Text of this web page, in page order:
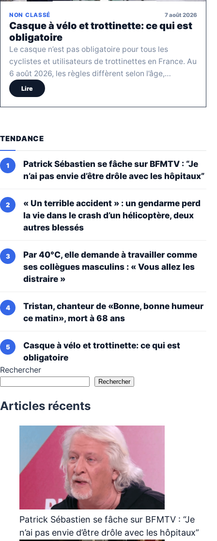
NON CLASSÉ 7 août 2026
Casque à vélo et trottinette: ce qui est
obligatoire
Le casque n’est pas obligatoire pour tous les
cyclistes et utilisateurs de trottinettes en France. Au
6 août 2026, les règles diffèrent selon l’âge,…
Lire
TENDANCE
Patrick Sébastien se fâche sur BFMTV : “Je
n’ai pas envie d’être drôle avec les hôpitaux”
« Un terrible accident » : un gendarme perd
la vie dans le crash d’un hélicoptère, deux
autres blessés
Par 40°C, elle demande à travailler comme
ses collègues masculins : « Vous allez les
distraire »
Tristan, chanteur de «Bonne, bonne humeur
ce matin», mort à 68 ans
Casque à vélo et trottinette: ce qui est
obligatoire
Rechercher
Rechercher
Articles récents
Patrick Sébastien se fâche sur BFMTV : “Je
n’ai pas envie d’être drôle avec les hôpitaux”